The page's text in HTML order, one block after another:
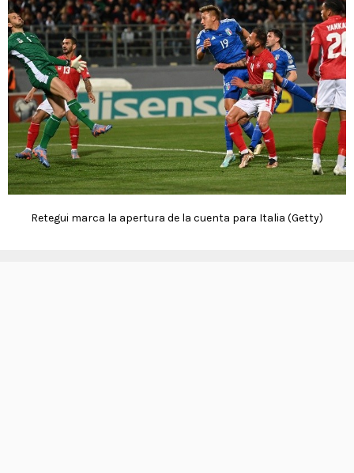
Retegui marca la apertura de la cuenta para Italia (Getty)